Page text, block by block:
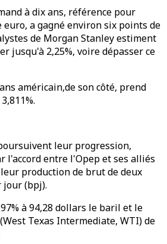
à dix ans, référence pour
euro, a gagné environ six points de
de Morgan Stanley estiment
jusqu'à 2,25%, voire dépasser ce
américain,de son côté, prend
leur progression,
l'accord entre l'Opep et ses alliés
production de brut de deux
(bpj).
à 94,28 dollars le baril et le
Texas Intermediate, WTI) de